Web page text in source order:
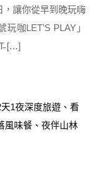
，讓你從早到晚玩嗨
咖LET’S PLAY」
[…]